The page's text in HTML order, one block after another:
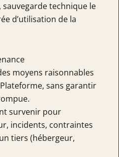
sauvegarde technique le
d’utilisation de la
moyens raisonnables
sans garantir
survenir pour
incidents, contraintes
tiers (hébergeur,